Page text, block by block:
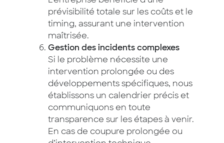
prévisibilité totale sur les coûts et le
timing, assurant une intervention
maîtrisée.
Gestion des incidents complexes
Si le problème nécessite une
intervention prolongée ou des
développements spécifiques, nous
établissons un calendrier précis et
communiquons en toute
transparence sur les étapes à venir.
En cas de coupure prolongée ou